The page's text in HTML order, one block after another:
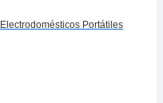
Portátiles